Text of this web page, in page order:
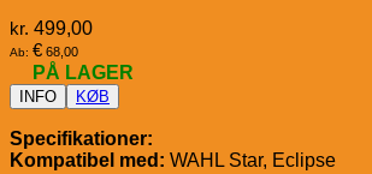
kr. 499,00
Ab: € 68,00
PÅ LAGER
INFO KØB
Specifikationer:
Kompatibel med: WAHL Star, Eclipse